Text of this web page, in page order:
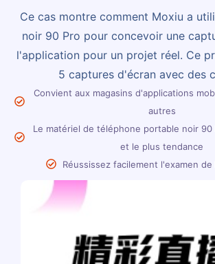
Ce cas montre comment Moxiu a
noir 90 Pro pour concevoir une
l'application pour un projet réel. Ce
5 captures d'écran avec des
Convient aux magasins d'applications
autres
Le matériel de téléphone portable noir
et le plus tendance
Réussissez facilement l'examen de